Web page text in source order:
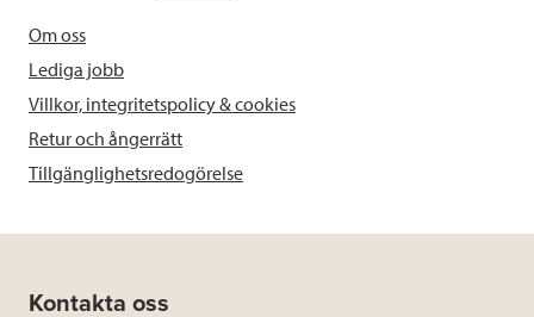
Om oss
Lediga jobb
Villkor, integritetspolicy & cookies
Retur och ångerrätt
Tillgänglighetsredogörelse
Kontakta oss